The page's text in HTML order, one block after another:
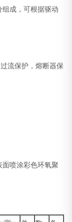
成，可根据驱动
流保护，熔断器保
喷涂彩色环氧聚